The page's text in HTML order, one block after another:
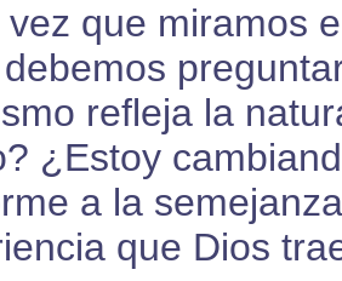
vez que miramos
refleja la
¿Estoy
a la
que Dios